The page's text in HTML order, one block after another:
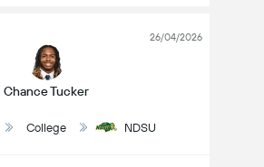
Chance Tucker
26/04/2026
College NDSU